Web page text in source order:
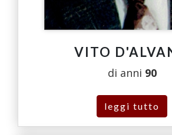
VITO
di anni 90
leggi tutto